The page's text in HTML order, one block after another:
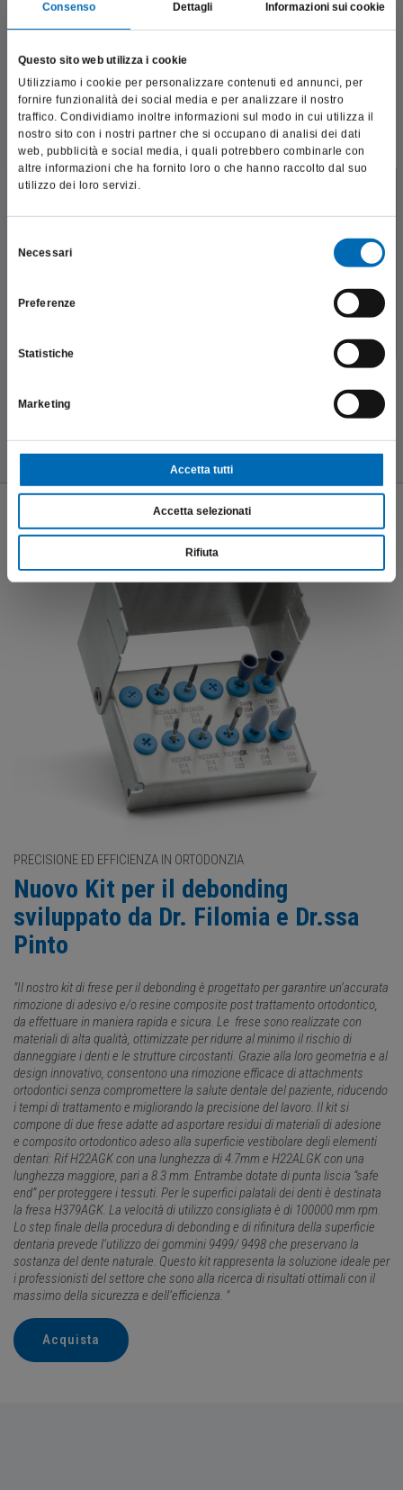
Consenso Dettagli Informazioni sui cookie
Questo sito web utilizza i cookie
Utilizziamo i cookie per personalizzare contenuti ed annunci, per
fornire funzionalità dei social media e per analizzare il nostro
traffico. Condividiamo inoltre informazioni sul modo in cui utilizza il
nostro sito con i nostri partner che si occupano di analisi dei dati
web, pubblicità e social media, i quali potrebbero combinarle con
altre informazioni che ha fornito loro o che hanno raccolto dal suo
utilizzo dei loro servizi.
delNecessari
Preferenze
Statistiche
Marketing
Accetta tutti
Accetta selezionati
Rifiuta
agli strumenti giusti per la
rimozione dell’adesivo e la
Un processo rapido ed efficace per dentisti e pazienti!
Per garantire un'esperienza confortevole, la rimozione
dell’adesivo deve essere eseguita in modoefficiente e
delicato. Gli strumenti impiegati devono essere in grado di
eliminare l’adesivo in modo efficace, senza danneggiare lo
smalto dentale . La parte attiva dello strumento deve rispettare
la forma del dente,ridurre al minimo le vibrazionie garantire
unasuperficie liscia e uniforme
L’approccio ideale:
1) Un’estremità di sicurezza
per proteggere la gengiva da
di solchi sulla superficie dentale
Con gli strumenti giusti, la rimozione dell’adesivo diventa un
garantendo un risultato finale impeccabile.
InfoProdotto
PRECISIONE ED EFFICIENZA IN ORTODONZIA
Nuovo Kit per il debonding
sviluppato da Dr. Filomia e Dr.ssa
Pinto
"Il nostro kit di frese per il debonding è progettato per garantire un’accurata
rimozione di adesivo e/o resine composite post trattamento ortodontico,
da effettuare in maniera rapida e sicura. Le frese sono realizzate con
materiali di alta qualità, ottimizzate per ridurre al minimo il rischio di
danneggiare i denti e le strutture circostanti. Grazie alla loro geometria e al
design innovativo, consentono una rimozione efficace di attachments
ortodontici senza compromettere la salute dentale del paziente, riducendo
i tempi di trattamento e migliorando la precisione del lavoro. Il kit si
compone di due frese adatte ad asportare residui di materiali di adesione
e composito ortodontico adeso alla superficie vestibolare degli elementi
dentari: Rif H22AGK con una lunghezza di 4.7mm e H22ALGK con una
lunghezza maggiore, pari a 8.3 mm. Entrambe dotate di punta liscia “safe
end” per proteggere i tessuti. Per le superfici palatali dei denti è destinata
la fresa H379AGK. La velocità di utilizzo consigliata è di 100000 mm rpm.
Lo step finale della procedura di debonding e di rifinitura della superficie
dentaria prevede l’utilizzo dei gommini 9499/ 9498 che preservano la
sostanza del dente naturale. Questo kit rappresenta la soluzione ideale per
i professionisti del settore che sono alla ricerca di risultati ottimali con il
massimo della sicurezza e dell’efficienza. "
Acquista
professionali e riporta dati, prodotti e beni sensibili per la
salute e la sicurezza del paziente; pertanto, per visitare il sito,